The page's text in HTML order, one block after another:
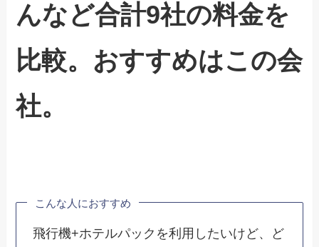
んなど合計9社の料金を
比較。おすすめはこの会
社。
こんな人におすすめ
飛行機+ホテルパックを利用したいけど、ど